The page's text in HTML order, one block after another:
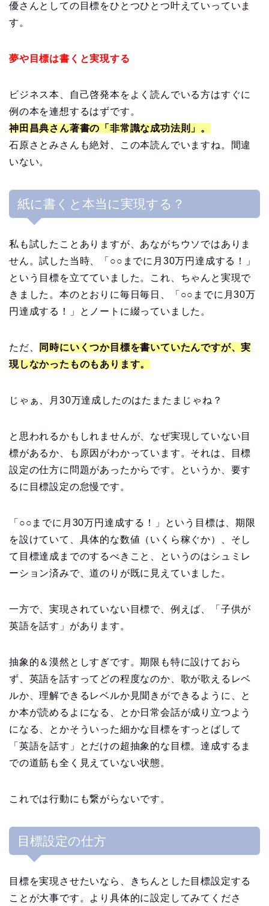
優さんとしての目標をひとつひとつ叶えていっていま
す。
夢や目標は書くと実現する
ビジネス本、自己啓発本をよく読んでいる方はすぐに
例の本を連想するはずです。
神田昌典さん著書の「非常識な成功法則」。
石原さとみさんも絶対、この本読んでいますね。間違
いない。
紙に書くと本当に実現する？
私も試したことありますが、あながちウソではありま
せん。試した当時、「○○までに月30万円達成する！」
という目標を立てていました。これ、ちゃんと実現で
きました。本のとおりに毎日毎日、「○○までに月30万
円達成する！」とノートに綴っていました。
ただ、
同時にいくつか目標を書いていたんですが、実
現しなかったものもあります。
じゃぁ、月30万達成したのはたまたまじゃね？
と思われるかもしれませんが、なぜ実現していない目
標があるか、も原因がわかっています。それは、目標
設定の仕方に問題があったからです。というか、要す
るに目標設定の怠慢です。
「○○までに月30万円達成する！」という目標は、期限
を設けていて、具体的な数値（いくら稼ぐか）、そし
て目標達成までのするべきこと、というのはシュミレ
ーション済みで、道のりが既に見えていました。
一方で、実現されていない目標で、例えば、「子供が
英語を話す」があります。
抽象的＆漠然としすぎです。期限も特に設けておら
ず、英語を話すってどの程度なのか、歌が歌えるレベ
ルか、理解できるレベルか見聞きができるように、と
か本が読めるよになる、とか日常会話が成り立つよう
になる、とかそういった細かな目標をすっとばして
「英語を話す」とだけの超抽象的な目標。達成するま
での道筋も全く見えていない状態。
これでは行動にも繋がらないです。
目標設定の仕方
目標を実現させたいなら、きちんとした目標設定する
ことが大事です。より具体的に設定してみてくださ